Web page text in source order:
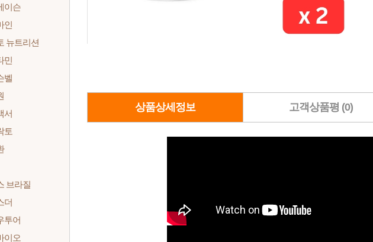
이슨
인
뉴트리션
민
벨
서
토
브라질
더
투어
이오
상품상세정보 고객상품평 (0)